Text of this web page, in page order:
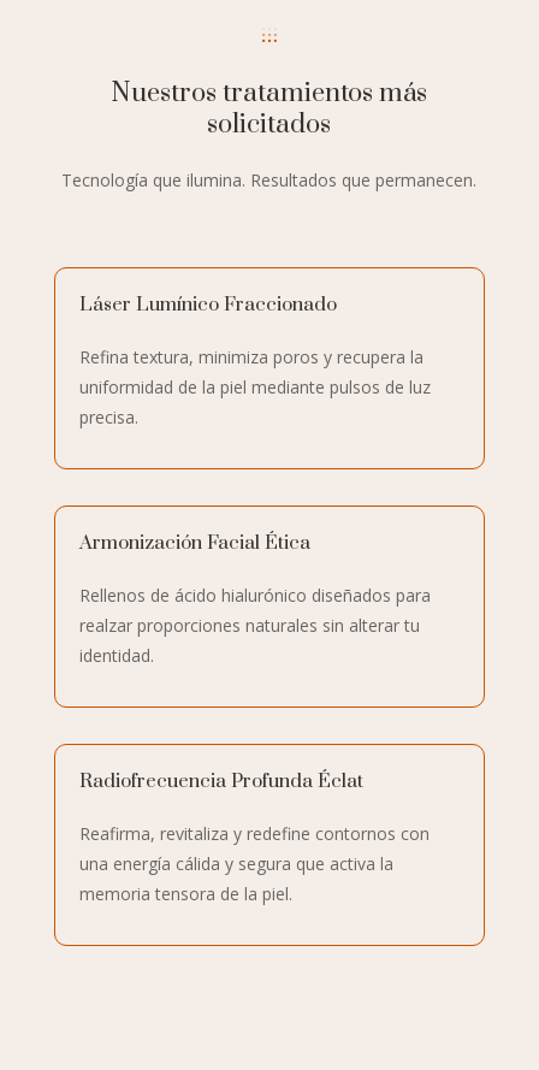
Nuestros tratamientos más
solicitados
Tecnología que ilumina. Resultados que permanecen.
Láser Lumínico Fraccionado
Refina textura, minimiza poros y recupera la
uniformidad de la piel mediante pulsos de luz
precisa.
Armonización Facial Ética
Rellenos de ácido hialurónico diseñados para
realzar proporciones naturales sin alterar tu
identidad.
Radiofrecuencia Profunda Éclat
Reafirma, revitaliza y redefine contornos con
una energía cálida y segura que activa la
memoria tensora de la piel.